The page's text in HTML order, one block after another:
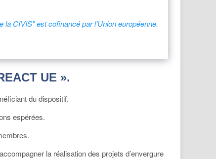
CIVIS" est cofinancé par l'Union européenne.
UE ».
du dispositif.
espérées.
la réalisation des projets d’envergure